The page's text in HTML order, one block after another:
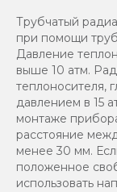
Трубчатый
при помощи
Давление
выше 10 атм.
теплоносителя,
давлением в 15
монтаже
расстояние
менее 30 мм.
положенное
использовать